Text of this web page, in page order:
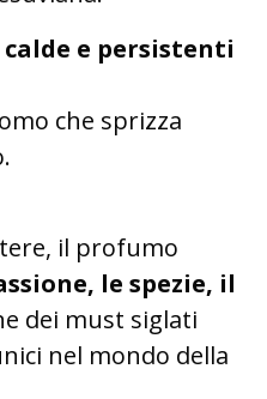
e persistenti
che sprizza
il profumo
le spezie, il
dei must siglati
nel mondo della